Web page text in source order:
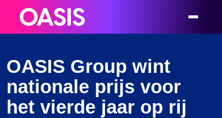
OASIS Group wint
nationale prijs voor
het vierde jaar op rij